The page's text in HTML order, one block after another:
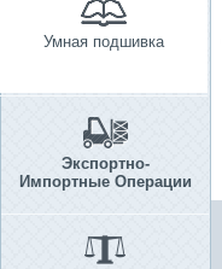
Умная подшивка
Экспортно-
Импортные Операции